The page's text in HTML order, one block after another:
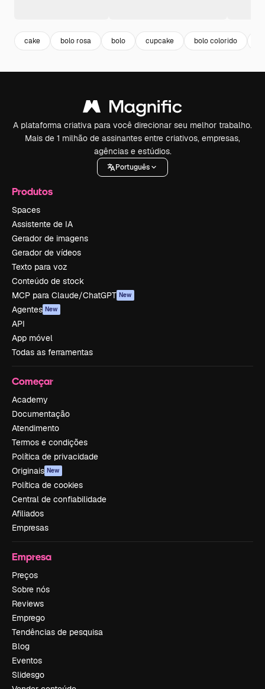
cake bolo rosa bolo cupcake bolo colorido
A plataforma criativa para você direcionar seu melhor trabalho.
Mais de 1 milhão de assinantes entre criativos, empresas,
agências e estúdios.
Português
Produtos
Spaces
Assistente de IA
Gerador de imagens
Gerador de vídeos
Texto para voz
Conteúdo de stock
MCP para Claude/ChatGPT New
Agentes New
API
App móvel
Todas as ferramentas
Começar
Academy
Documentação
Atendimento
Termos e condições
Política de privacidade
Originais New
Política de cookies
Central de confiabilidade
Afiliados
Empresas
Empresa
Preços
Sobre nós
Reviews
Emprego
Tendências de pesquisa
Blog
Eventos
Slidesgo